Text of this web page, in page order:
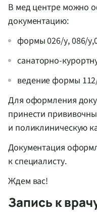
В мед центре можно
документацию:
формы 026/у, 086/
санаторно-
ведение формы
Для оформления
принести
и поликлиническую
Документация
к специалисту.
Ждем вас!
Запись к